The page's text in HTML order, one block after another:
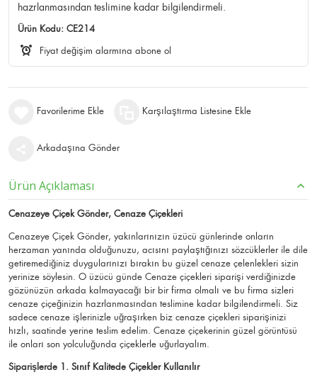
hazrlanmasından teslimine kadar bilgilendirmeli.
Ürün Kodu: CE214
Fiyat değişim alarmına abone ol
Favorilerime Ekle Karşılaştırma Listesine Ekle
Arkadaşına Gönder
Ürün Açıklaması
Cenazeye Çiçek Gönder, Cenaze Çiçekleri
Cenazeye Çiçek Gönder, yakınlarınızın üzücü günlerinde onların
herzaman yanında olduğunuzu, acısını paylaştığınızı sözcüklerler ile dile
getiremediğiniz duygularınızı bırakın bu güzel cenaze çelenlekleri sizin
yerinize söylesin. O üzücü günde Cenaze çiçekleri siparişi verdiğinizde
gözünüzün arkada kalmayacağı bir bir firma olmalı ve bu firma sizleri
cenaze çiçeğinizin hazrlanmasından teslimine kadar bilgilendirmeli. Siz
sadece cenaze işlerinizle uğraşırken biz cenaze çiçekleri siparişinizi
hızlı, saatinde yerine teslim edelim. Cenaze çiçekerinin güzel görüntüsü
ile onları son yolculuğunda çiçeklerle uğurlayalım.
Siparişlerde 1. Sınıf Kalitede Çiçekler Kullanılır